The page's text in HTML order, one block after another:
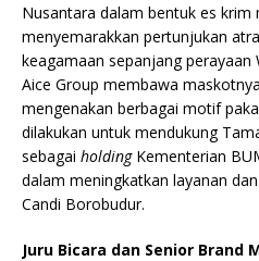
Nusantara dalam bentuk es krim
menyemarakkan pertunjukan
keagamaan sepanjang perayaan
Aice Group membawa
mengenakan berbagai motif
dilakukan untuk mendukung
sebagai holding Kementerian
dalam meningkatkan layanan
Candi Borobudur.
Juru Bicara dan Senior Brand